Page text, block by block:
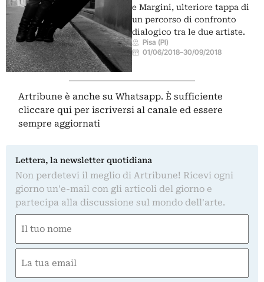
e Margini, ulteriore tappa di
un percorso di confronto
dialogico tra le due artiste.
Pisa (PI)
01/06/2018–30/09/2018
Artribune è anche su Whatsapp. È sufficiente
cliccare qui per iscriversi al canale ed essere
sempre aggiornati
Lettera, la newsletter quotidiana
Non perdetevi il meglio di Artribune! Ricevi ogni
giorno un'e-mail con gli articoli del giorno e
partecipa alla discussione sul mondo dell'arte.
(Obbligatorio)
Nome
(Obbligatorio)